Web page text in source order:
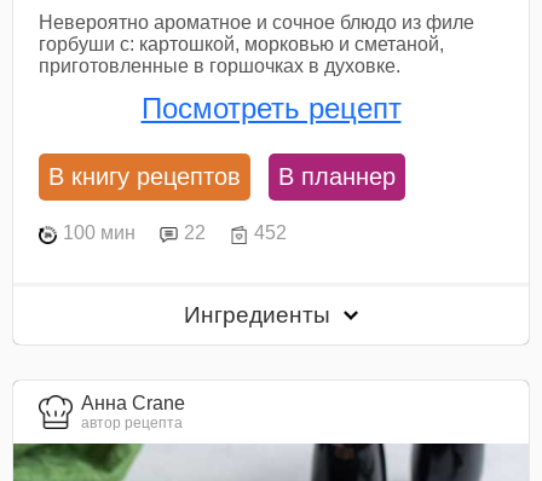
Невероятно ароматное и сочное блюдо из филе
горбуши с: картошкой, морковью и сметаной,
приготовленные в горшочках в духовке.
Посмотреть рецепт
В книгу рецептов В планнер
100 мин 22 452
Ингредиенты
Анна Crane
автор рецепта